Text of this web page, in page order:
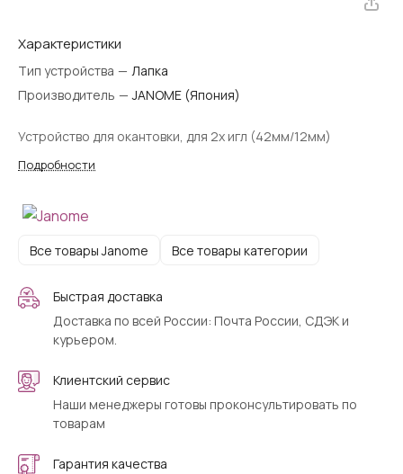
Характеристики
Тип устройства — Лапка
Производитель — JANOME (Япония)
Устройство для окантовки, для 2х игл (42мм/12мм)
Подробности
Все товары Janome Все товары категории
Быстрая доставка
Доставка по всей России: Почта России, СДЭК и
курьером.
Клиентский сервис
Наши менеджеры готовы проконсультировать по
товарам
Гарантия качества